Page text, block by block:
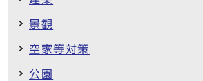
景観
空家等対策
公園